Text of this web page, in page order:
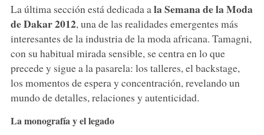
La última sección está dedicada a la Semana de la Moda
de Dakar 2012, una de las realidades emergentes más
interesantes de la industria de la moda africana. Tamagni,
con su habitual mirada sensible, se centra en lo que
precede y sigue a la pasarela: los talleres, el backstage,
los momentos de espera y concentración, revelando un
mundo de detalles, relaciones y autenticidad.
La monografía y el legado